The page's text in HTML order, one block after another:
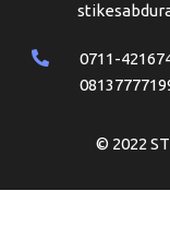
0711-
© 2022